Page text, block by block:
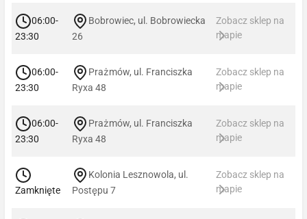
06:00-
23:30
Bobrowiec, ul. Bobrowiecka
26
Zobacz sklep na
mapie
06:00-
23:30
Prażmów, ul. Franciszka
Ryxa 48
Zobacz sklep na
mapie
06:00-
23:30
Prażmów, ul. Franciszka
Ryxa 48
Zobacz sklep na
mapie
Zamknięte
Kolonia Lesznowola, ul.
Postępu 7
Zobacz sklep na
mapie